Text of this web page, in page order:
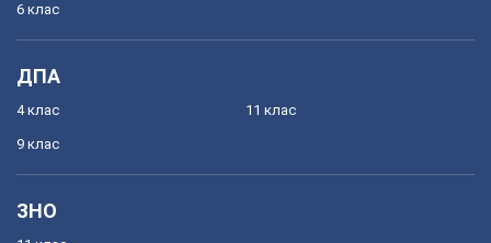
6 клас
ДПА
4 клас
9 клас
11 клас
ЗНО